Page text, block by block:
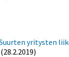
yritysten
(28.2.2019)